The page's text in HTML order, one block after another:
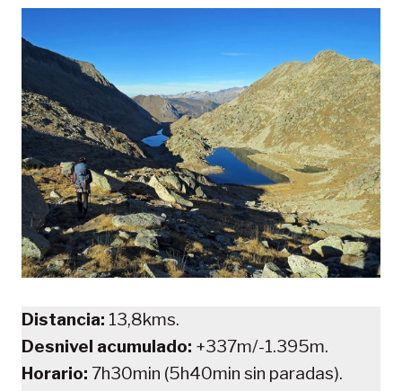
Distancia: 13,8kms.
Desnivel acumulado: +337m/-1.395m.
Horario: 7h30min (5h40min sin paradas).